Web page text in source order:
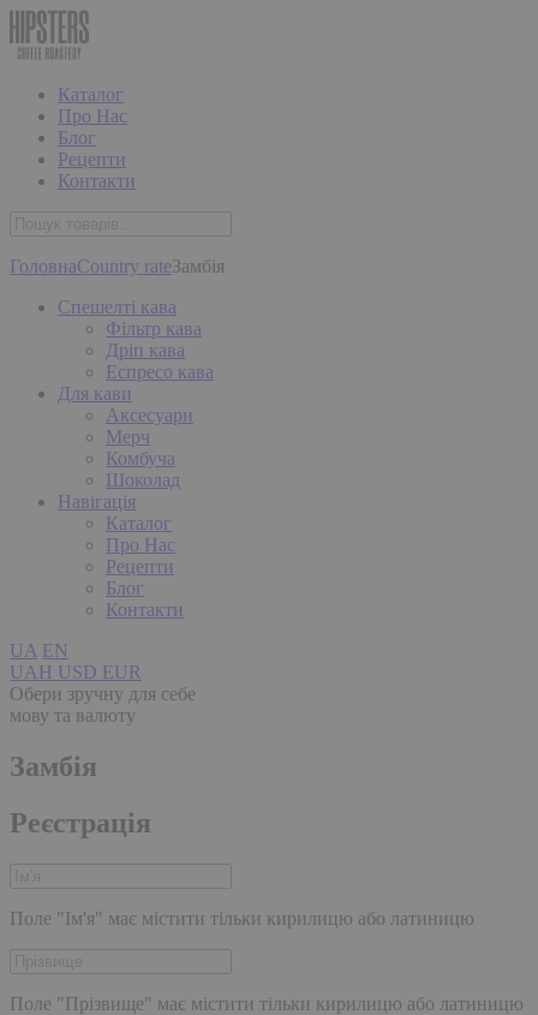
Каталог
Про Нас
Блог
Рецепти
Контакти
ГоловнаCountry rateЗамбія
Спешелті кава
Фільтр кава
Дріп кава
Еспресо кава
Для кави
Аксесуари
Мерч
Комбуча
Шоколад
Навігація
Каталог
Про Нас
Рецепти
Блог
Контакти
UA EN
UAH USD EUR
Обери зручну для себе
мову та валюту
Замбія
Реєстрація
Поле "Ім'я" має містити тільки кирилицю або латиницю
Поле "Прізвище" має містити тільки кирилицю або латиницю